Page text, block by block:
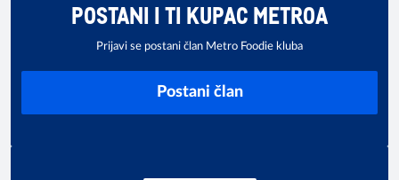
POSTANI I TI KUPAC METROA
Prijavi se postani član Metro Foodie kluba
Postani član